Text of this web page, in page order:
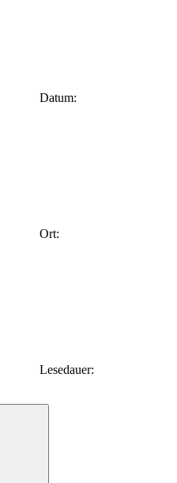
Datum:
Ort:
Lesedauer: